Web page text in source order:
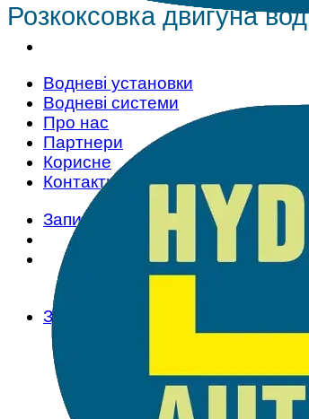
Водневі установки
Водневі системи
Про нас
Партнери
Корисне
Контакти
Запит
Запит
Розкоксовка двигуна